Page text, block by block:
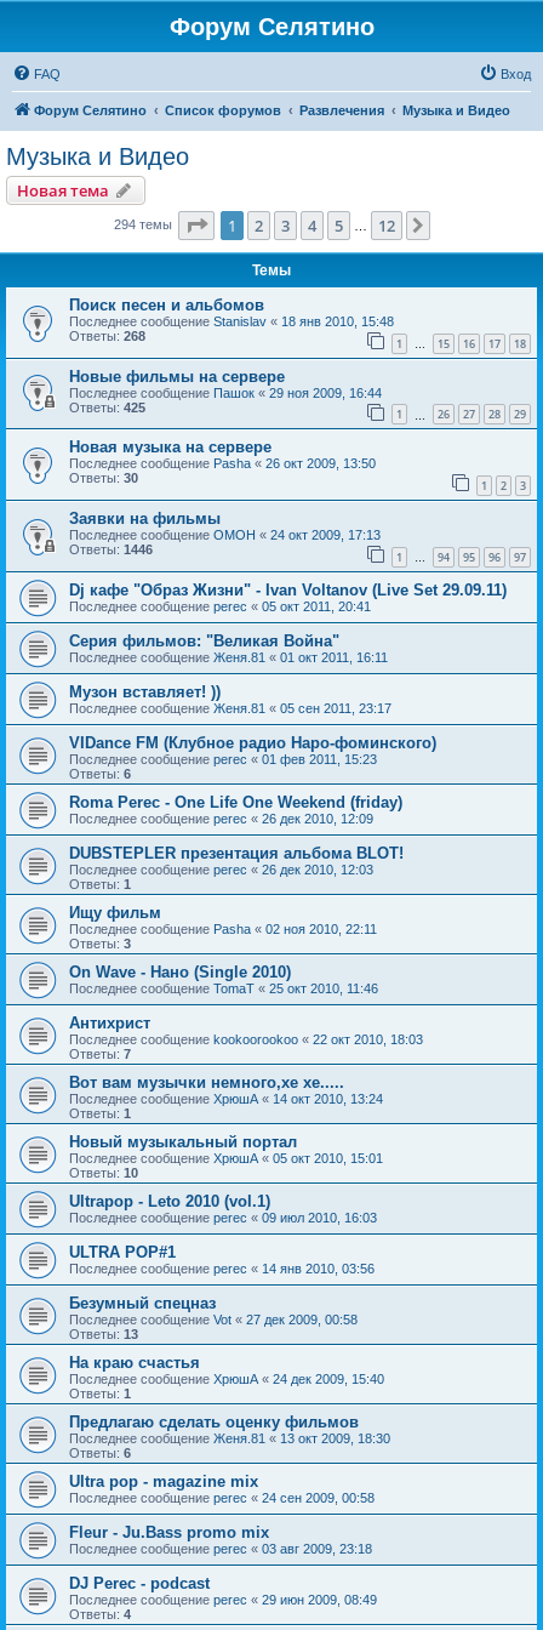
Форум Селятино
FAQ Вход
Форум Селятино Список форумов Развлечения Музыка и Видео
Музыка и Видео
Новая тема
294 темы Страница из 12
1 2 3 4 5 12
Темы
Поиск песен и альбомов
Последнее сообщение Stanislav « 18 янв 2010, 15:48
Ответы: 268 1 … 15 16 17 18
Новые фильмы на сервере
Последнее сообщение Пашок « 29 ноя 2009, 16:44
Ответы: 425 1 26 27 28 29
Новая музыка на сервере
Последнее сообщение Pasha « 26 окт 2009, 13:50
Ответы: 30 1 2 3
Заявки на фильмы
Последнее сообщение OMOH « 24 окт 2009, 17:13
Ответы: 1446 1 … 94 95 96 97
Dj кафе "Образ Жизни" - Ivan Voltanov (Live Set 29.09.11)
Последнее сообщение perec « 05 окт 2011, 20:41
Серия фильмов: "Великая Война"
Последнее сообщение Женя.81 « 01 окт 2011, 16:11
Музон вставляет! ))
Последнее сообщение Женя.81 « 05 сен 2011, 23:17
VIDance FM (Клубное радио Наро-фоминского)
Последнее сообщение perec « 01 фев 2011, 15:23
Ответы: 6
Roma Perec - One Life One Weekend (friday)
Последнее сообщение perec « 26 дек 2010, 12:09
DUBSTEPLER презентация альбома BLOT!
Последнее сообщение perec « 26 дек 2010, 12:03
Ответы: 1
Ищу фильм
Последнее сообщение Pasha « 02 ноя 2010, 22:11
Ответы: 3
On Wave - Нано (Single 2010)
Последнее сообщение TomaT « 25 окт 2010, 11:46
Антихрист
Последнее сообщение kookoorookoo « 22 окт 2010, 18:03
Ответы: 7
Вот вам музычки немного,хе хе.....
Последнее сообщение ХрюшА « 14 окт 2010, 13:24
Ответы: 1
Новый музыкальный портал
Последнее сообщение ХрюшА « 05 окт 2010, 15:01
Ответы: 10
Ultrapop - Leto 2010 (vol.1)
Последнее сообщение perec « 09 июл 2010, 16:03
ULTRA POP#1
Последнее сообщение perec « 14 янв 2010, 03:56
Безумный спецназ
Последнее сообщение Vot « 27 дек 2009, 00:58
Ответы: 13
На краю счастья
Последнее сообщение ХрюшА « 24 дек 2009, 15:40
Ответы: 1
Предлагаю сделать оценку фильмов
Последнее сообщение Женя.81 « 13 окт 2009, 18:30
Ответы: 6
Ultra pop - magazine mix
Последнее сообщение perec « 24 сен 2009, 00:58
Fleur - Ju.Bass promo mix
Последнее сообщение perec « 03 авг 2009, 23:18
DJ Perec - podcast
Последнее сообщение perec « 29 июн 2009, 08:49
Ответы: 4